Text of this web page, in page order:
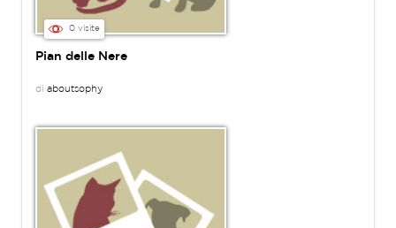
0 visite
Pian delle Nere
di aboutsophy